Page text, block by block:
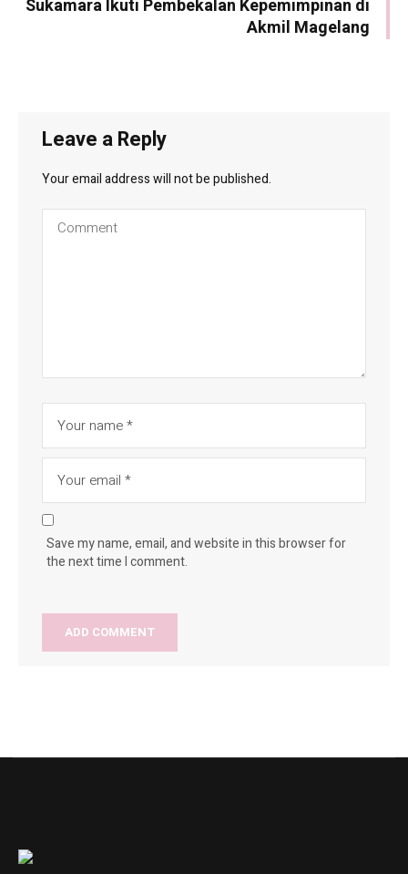
Sukamara Ikuti Pembekalan Kepemimpinan di
Akmil Magelang
Leave a Reply
Your email address will not be published.
Save my name, email, and website in this browser for
the next time I comment.